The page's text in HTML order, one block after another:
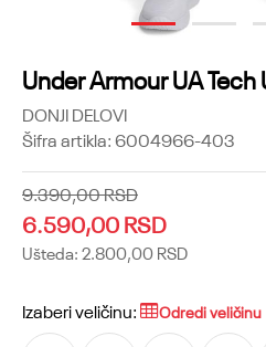
1 2 3
Under Armour UA
DONJI DELOVI
Šifra artikla:6004966-403
9.390,00RSD
6.590,00RSD
Ušteda: 2.800,00 RSD
Izaberi veličinu: Odredi veličinu